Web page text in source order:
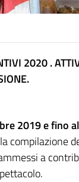
2020 .
2019 e fino
compilazione
a